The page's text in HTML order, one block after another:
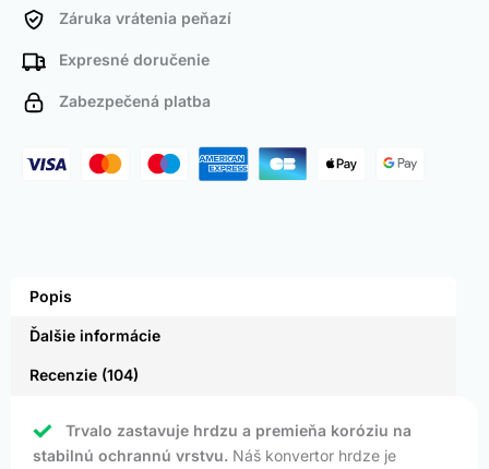
Záruka vrátenia peňazí
Expresné doručenie
Zabezpečená platba
Popis
Ďalšie informácie
Recenzie (104)
Trvalo zastavuje hrdzu a premieňa koróziu na
stabilnú ochrannú vrstvu. Náš konvertor hrdze je